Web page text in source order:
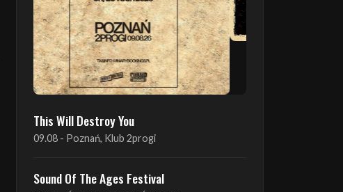
This Will Destroy You
09.08 - Poznań, Klub 2progi
Sound Of The Ages Festival
22.08 - Ćmielów, Zamek Ćmielów
INO-ROCK FESTIVAL